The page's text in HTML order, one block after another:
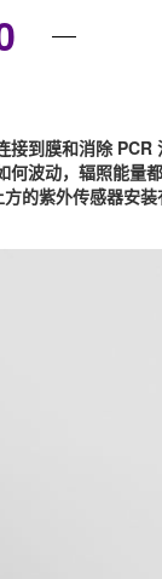
到膜和消除 PCR
波动，辐照能量
的紫外传感器安